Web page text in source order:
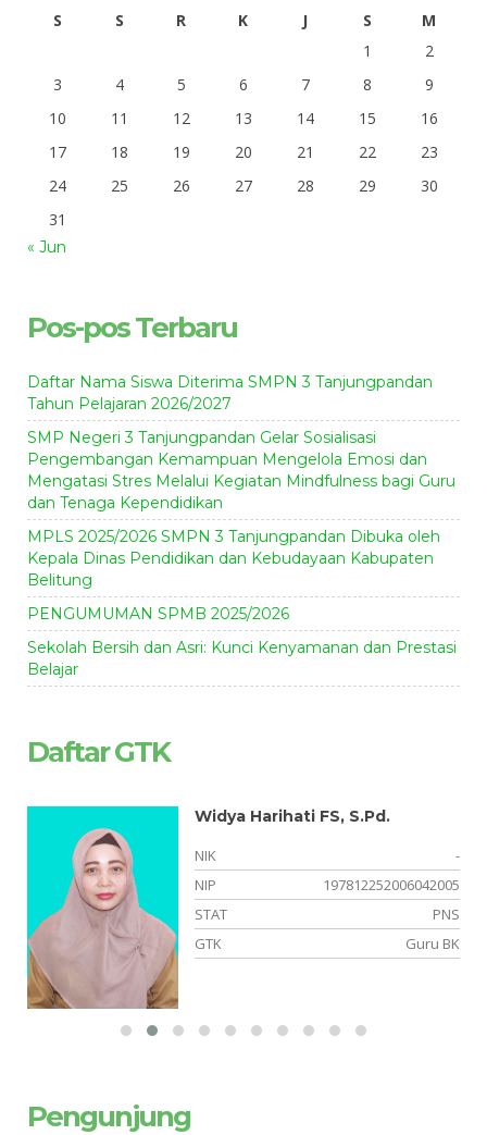
S
S R K J S
M
1
2
3
4 5 6 7 8
9
10
11 12 13 14 15
16
17
18 19 20 21 22
23
24
25 26 27 28 29
30
31
« Jun
Pos-pos Terbaru
Daftar Nama Siswa Diterima SMPN 3 Tanjungpandan
Tahun Pelajaran 2026/2027
SMP Negeri 3 Tanjungpandan Gelar Sosialisasi
Pengembangan Kemampuan Mengelola Emosi dan
Mengatasi Stres Melalui Kegiatan Mindfulness bagi Guru
dan Tenaga Kependidikan
MPLS 2025/2026 SMPN 3 Tanjungpandan Dibuka oleh
Kepala Dinas Pendidikan dan Kebudayaan Kabupaten
Belitung
PENGUMUMAN SPMB 2025/2026
Sekolah Bersih dan Asri: Kunci Kenyamanan dan Prestasi
Belajar
Daftar GTK
Widya Harihati FS, S.Pd.
NIK
-
NIP
197812252006042005
STAT
PNS
GTK
Guru BK
Pengunjung